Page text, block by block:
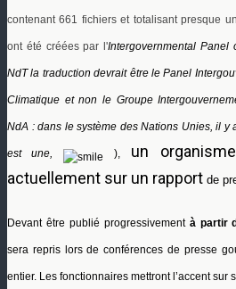
contenant 661 fichiers et totalisant presque
ont été créées par l'Intergovernmental Panel
NdT la traduction devrait être lePanel
Climatique et nonle Groupe
NdA : dans le système des Nations Unies, il y
est une, ),
un
actuellement sur un rapport de
Devant être publié progressivementà partir
sera repris lors de conférences de presse
entier. Les fonctionnaires mettront l’accent sur